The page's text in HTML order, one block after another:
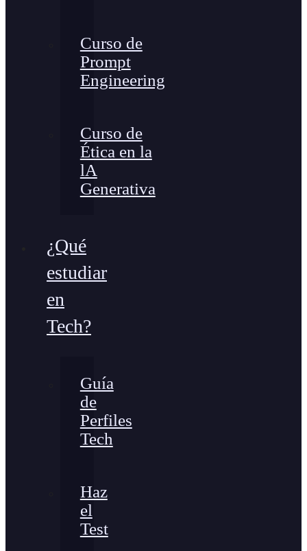
Curso de
Prompt
Engineering
Curso de
Ética en la
lA
Generativa
¿Qué
estudiar
en
Tech?
Guía
de
Perfiles
Tech
Haz
el
Test